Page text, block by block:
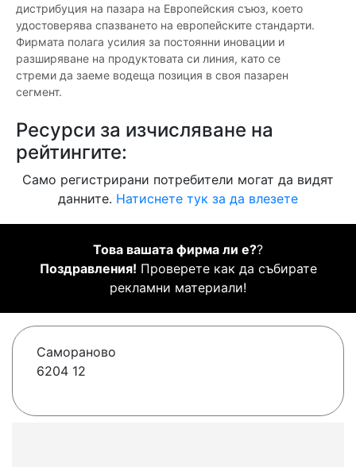
дистрибуция на пазара на Европейския съюз, което
удостоверява спазването на европейските стандарти.
Фирмата полага усилия за постоянни иновации и
разширяване на продуктовата си линия, като се
стреми да заеме водеща позиция в своя пазарен
сегмент.
Ресурси за изчисляване на
рейтингите:
Само регистрирани потребители могат да видят
данните. Натиснете тук за да влезете
Това вашата фирма ли е??
Поздравления! Проверете как да събирате
рекламни материали!
Самораново
6204 12